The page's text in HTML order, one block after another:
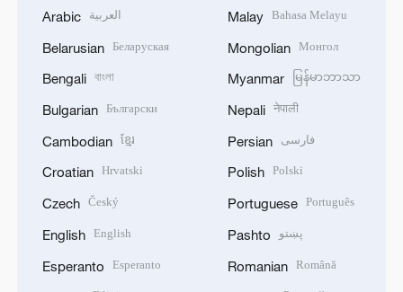
Arabic العربية
Belarusian Беларуская
Bengali বাংলা
Bulgarian Български
Cambodian ខ្មែរ
Croatian Hrvatski
Czech Český
English English
Esperanto Esperanto
Malay Bahasa Melayu
Mongolian Монгол
Myanmar မြန်မာဘာသာ
Nepali नेपाली
Persian فارسی
Polish Polski
Portuguese Português
Pashto پښتو
Romanian Română